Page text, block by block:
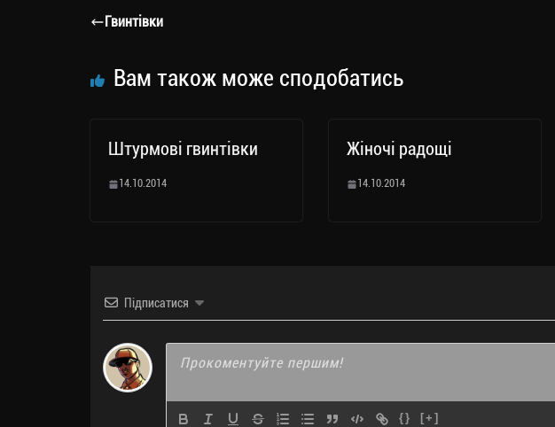
a
ся
Гвинтівки
Вам також може сподобатись
Штурмові гвинтівки
14.10.2014
Жіночі радощі
14.10.2014
Підписатися
{} [+]